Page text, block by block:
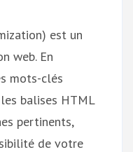
est un
web. En
mots-clés
balises HTML
pertinents,
de votre